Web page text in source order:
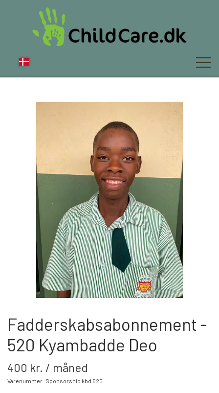
NYT
FAQ
BLIV FADDER
WEBSHOP
LOGIN
SPONSOR-LOGIN
Fadderskabsabonnement -
520 Kyambadde Deo
400 kr. / måned
Varenummer: Sponsorship kbd 520